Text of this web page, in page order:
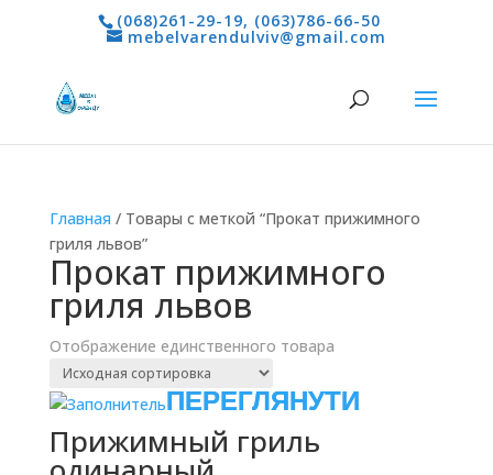
(068)261-29-19, (063)786-66-50
mebelvarendulviv@gmail.com
Главная / Товары с меткой “Прокат прижимного
гриля львов”
Прокат прижимного
гриля львов
Отображение единственного товара
Прижимный гриль